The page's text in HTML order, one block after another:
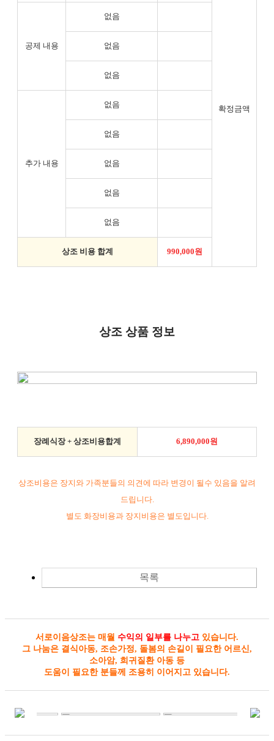
확정금액
공제 내용
없음
없음
없음
추가 내용
없음
없음
없음
없음
없음
상조 비용 합계 990,000원
상조 상품 정보
장례식장 + 상조비용합계 6,890,000원
상조비용은 장지와 가족분들의 의견에 따라 변경이 될수 있음을 알려
드립니다.
별도 화장비용과 장지비용은 별도입니다.
목록
서로이음상조는 매월 수익의 일부를 나누고 있습니다.
그 나눔은 결식아동, 조손가정, 돌봄의 손길이 필요한 어르신,
소아암, 희귀질환 아동 등
도움이 필요한 분들께 조용히 이어지고 있습니다.